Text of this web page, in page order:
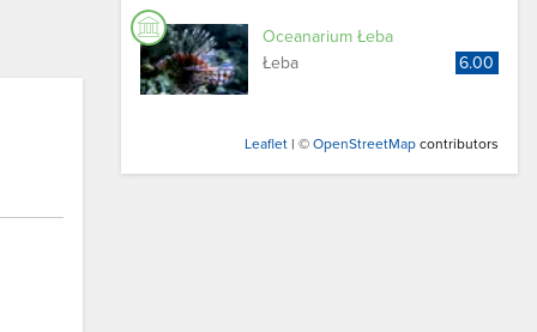
Oceanarium Łeba
Łeba
6.00
Leaflet| ©OpenStreetMapcontributors